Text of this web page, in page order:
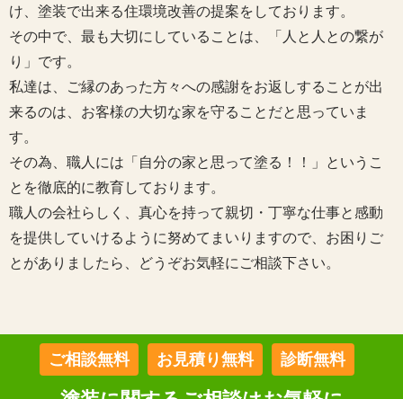
け、塗装で出来る住環境改善の提案をしております。
その中で、最も大切にしていることは、「人と人との繋が
り」です。
私達は、ご縁のあった方々への感謝をお返しすることが出
来るのは、お客様の大切な家を守ることだと思っていま
す。
その為、職人には「自分の家と思って塗る！！」というこ
とを徹底的に教育しております。
職人の会社らしく、真心を持って親切・丁寧な仕事と感動
を提供していけるように努めてまいりますので、お困りご
とがありましたら、どうぞお気軽にご相談下さい。
ご相談無料 お見積り無料 診断無料